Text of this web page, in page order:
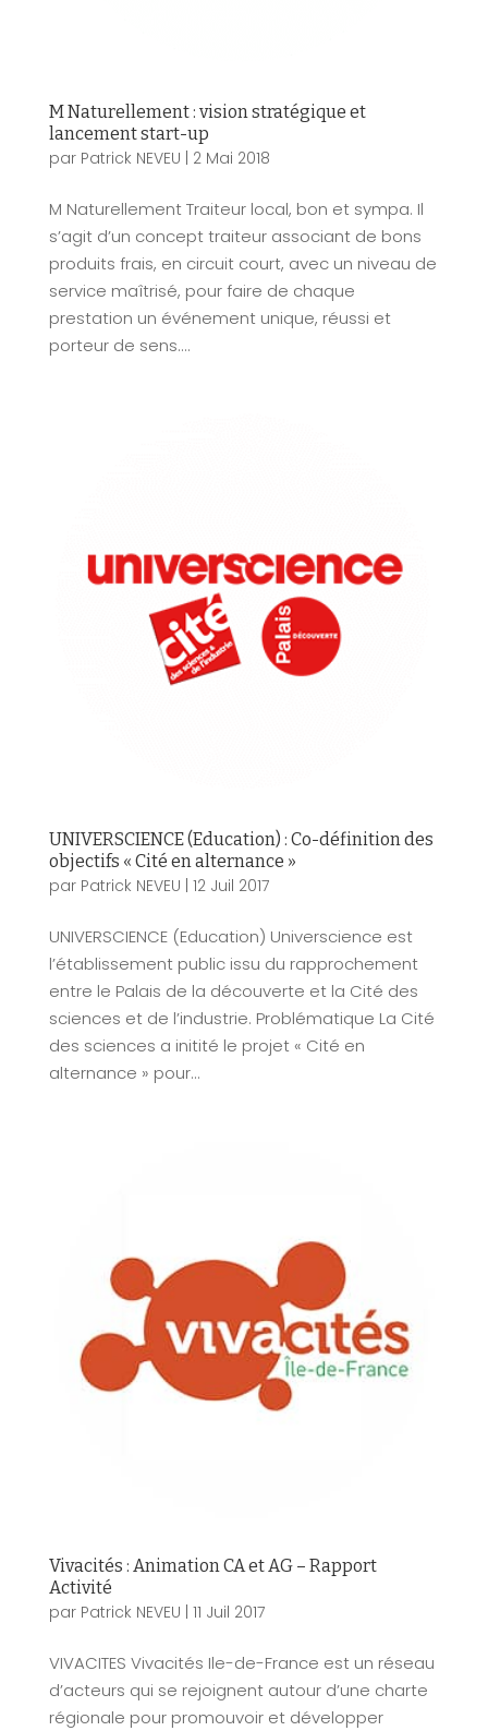
M Naturellement : vision stratégique et
lancement start-up
par Patrick NEVEU 2 Mai 2018
M Naturellement Traiteur local, bon et sympa. Il
s’agit d’un concept traiteur associant de bons
produits frais, en circuit court, avec un niveau de
service maîtrisé, pour faire de chaque
prestation un événement unique, réussi et
porteur de sens....
UNIVERSCIENCE (Education) : Co-définition des
objectifs « Cité en alternance »
par Patrick NEVEU | 12 Juil 2017
UNIVERSCIENCE (Education) Universcience est
l’établissement public issu du rapprochement
entre le Palais de la découverte et la Cité des
sciences et de l’industrie. Problématique La Cité
des sciences a initité le projet « Cité en
alternance » pour...
Vivacités : Animation CA et AG – Rapport
Activité
par Patrick NEVEU 11 Juil 2017
VIVACITES Vivacités Ile-de-France est un réseau
d’acteurs qui se rejoignent autour d’une charte
régionale pour promouvoir et développer